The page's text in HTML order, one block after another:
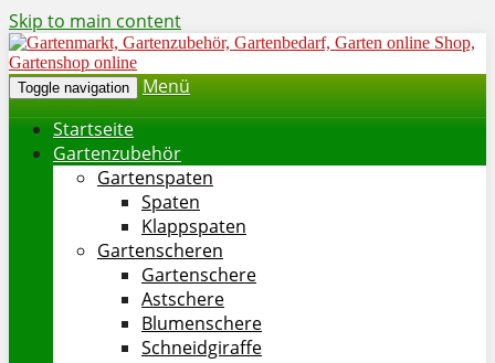
Skip to main content
Toggle navigation
Menü
Startseite
Gartenzubehör
Gartenspaten
Spaten
Klappspaten
Gartenscheren
Gartenschere
Astschere
Blumenschere
Schneidgiraffe